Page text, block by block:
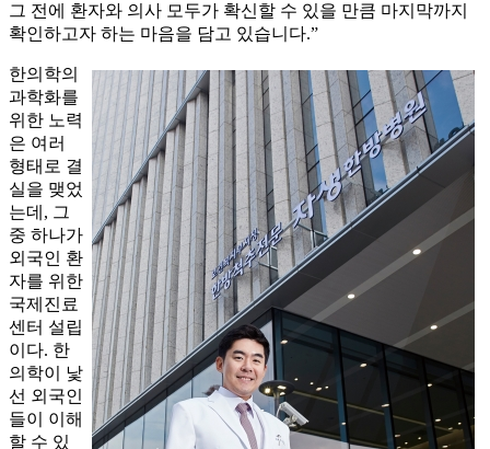
그 전에 환자와 의사 모두가 확신할 수 있을 만큼 마지막까지
확인하고자 하는 마음을 담고 있습니다.”
한의학의
과학화를
위한 노력
은 여러
형태로 결
실을 맺었
는데, 그
중 하나가
외국인 환
자를 위한
국제진료
센터 설립
이다. 한
의학이 낯
선 외국인
들이 이해
할 수 있